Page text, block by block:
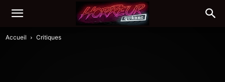
Accueil Critiques